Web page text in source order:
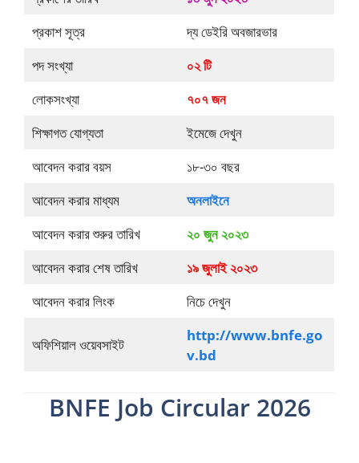
প্রকাশ সূত্র
দ্য ডেইরি অবজারভার
পদ সংখ্যা
০২ টি
লোকসংখ্যা
৭০৭ জন
শিক্ষাগত যোগ্যতা
ইমেজে দেখুন
আবেদন করার বয়স
১৮-৩০ বছর
আবেদন করার মাধ্যম
অনলাইনে
আবেদন করার শুরুর তারিখ
২০ জুন ২০২৩
আবেদন করার শেষ তারিখ
১৯ জুলাই ২০২৩
আবেদন করার লিংক
নিচে দেখুন
অফিশিয়াল ওয়েবসাইট
http://www.bnfe.go
v.bd
BNFE Job Circular 2026